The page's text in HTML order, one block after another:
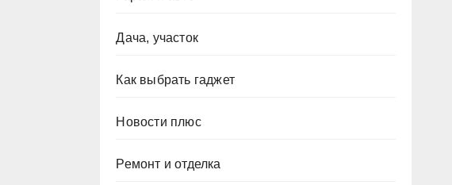
Дача, участок
Как выбрать гаджет
Новости плюс
Ремонт и отделка